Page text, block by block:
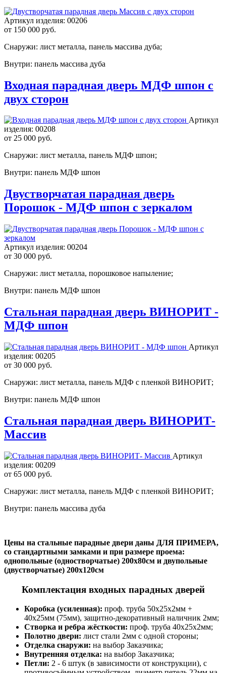
Артикул изделия: 00206
от 150 000 руб.
Снаружи: лист металла, панель массива дуба;
Внутри: панель массива дуба
Входная парадная дверь МДФ шпон с
двух сторон
Артикул
изделия: 00208
от 25 000 руб.
Снаружи: лист металла, панель МДФ шпон;
Внутри: панель МДФ шпон
Двустворчатая парадная дверь
Порошок - МДФ шпон с зеркалом
Артикул изделия: 00204
от 30 000 руб.
Снаружи: лист металла, порошковое напыление;
Внутри: панель МДФ шпон
Стальная парадная дверь ВИНОРИТ -
МДФ шпон
Артикул
изделия: 00205
от 30 000 руб.
Снаружи: лист металла, панель МДФ с пленкой ВИНОРИТ;
Внутри: панель МДФ шпон
Стальная парадная дверь ВИНОРИТ-
Массив
Артикул
изделия: 00209
от 65 000 руб.
Снаружи: лист металла, панель МДФ с пленкой ВИНОРИТ;
Внутри: панель массива дуба
Цены на стальные парадные двери даны ДЛЯ ПРИМЕРА,
со стандартными замками и при размере проема:
однопольные (одностворчатые) 200х80см и двупольные
(двустворчатые) 200х120см
Комплектация входных парадных дверей
Коробка (усиленная): проф. труба 50х25х2мм +
40х25мм (75мм), защитно-декоративный наличник 2мм;
Створка и ребра жёсткости: проф. труба 40х25х2мм;
Полотно двери: лист стали 2мм с одной стороны;
Отделка снаружи: на выбор Заказчика;
Внутренняя отделка: на выбор Заказчика;
Петли: 2 - 6 штук (в зависимости от конструкции), с